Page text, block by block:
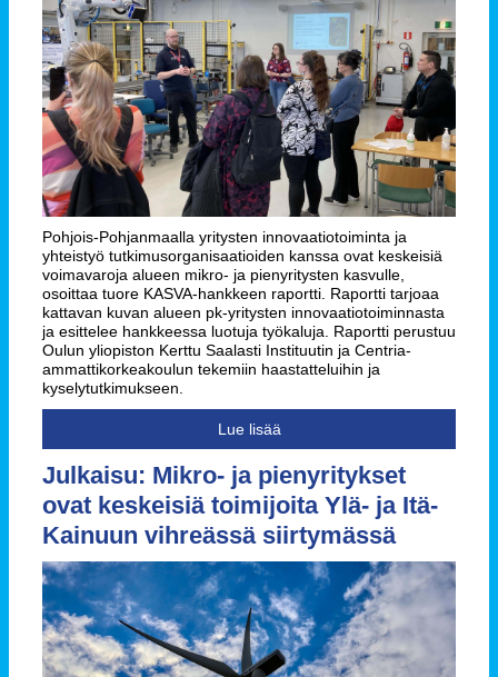
Pohjois-Pohjanmaalla yritysten innovaatiotoiminta ja
yhteistyö tutkimusorganisaatioiden kanssa ovat keskeisiä
voimavaroja alueen mikro- ja pienyritysten kasvulle,
osoittaa tuore KASVA-hankkeen raportti. Raportti tarjoaa
kattavan kuvan alueen pk-yritysten innovaatiotoiminnasta
ja esittelee hankkeessa luotuja työkaluja. Raportti perustuu
Oulun yliopiston Kerttu Saalasti Instituutin ja Centria-
ammattikorkeakoulun tekemiin haastatteluihin ja
kyselytutkimukseen.
Lue lisää
Julkaisu: Mikro- ja pienyritykset
ovat keskeisiä toimijoita Ylä- ja Itä-
Kainuun vihreässä siirtymässä